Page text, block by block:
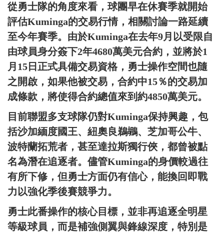
從勇士隊的角度來看，球團早在休賽季就開始
評估Kuminga的交易行情，相關討論一路延續
至今年賽季。由於Kuminga在去年9月以受限自
由球員身分簽下2年4680萬美元合約，並將於1
月15日正式具備交易資格，勇士操作空間也隨
之開啟，如果他被交易，合約中15％的交易加
成條款，將使得合約總值來到約4850萬美元。
目前聯盟多支球隊仍對Kuminga保持興趣，包
括沙加緬度國王、紐奧良鵜鶘、芝加哥公牛、
波特蘭拓荒者，甚至達拉斯獨行俠，都曾被點
名為潛在追逐者。儘管Kuminga的身價較過往
有所下修，但勇士方面仍有信心，能換回即戰
力以強化季後賽競爭力。
勇士此番操作的核心目標，並非再追逐全明星
等級球員，而是補強側翼與鋒線深度，特別是